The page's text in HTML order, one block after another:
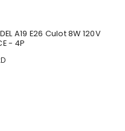
A19 E26 Culot 8W 120V
- 4P